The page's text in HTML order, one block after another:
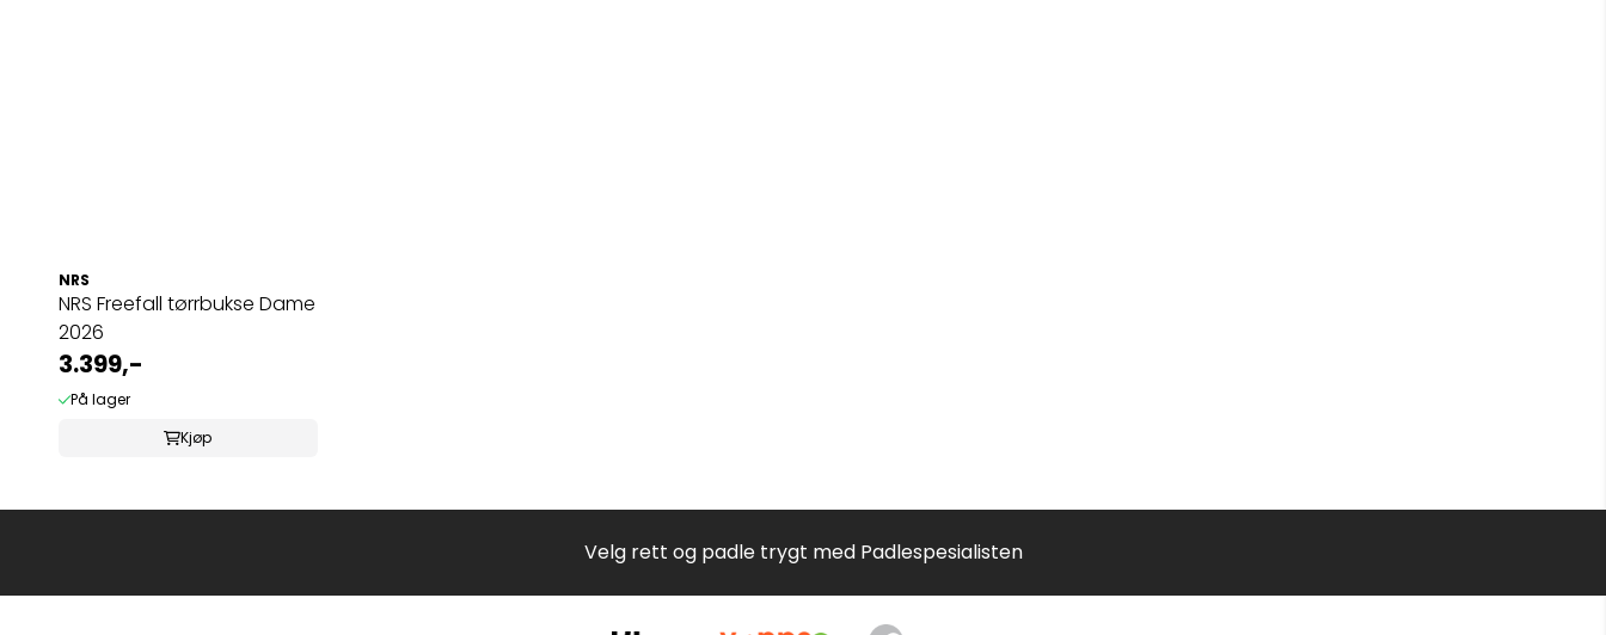
NRS
NRS Freefall tørrbukse Dame
2026
3.399,-
På lager
Kjøp
Velg rett og padle trygt med Padlespesialisten